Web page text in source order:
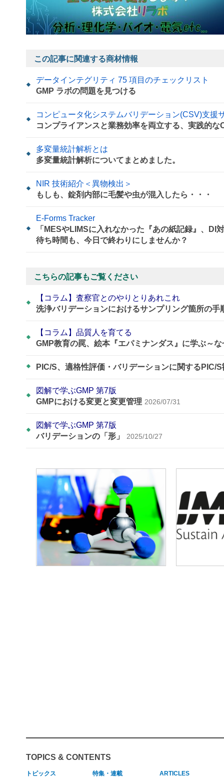
この記事に関連する商材情報
データインテグリティ 75 項目のチェックリスト
GMP ラボの問題を見つける
コンピュータ化システムバリデーション(CSV)支援
コンプライアンスと業務効率を両立する、実践的な
多変量統計解析とは
多変量統計解析についてまとめました。
NIR 技術紹介＜異物検出＞
もしも、錠剤内部に毛髪や虫が混入したら・・・
E-Forms Tracker
「MESやLIMSに入れなかった『あの紙記録』、
待ち時間も、今日で終わりにしませんか？
こちらの記事もご覧ください
【コラム】査察官とのやりとりあれこれ
洗浄バリデーションにおけるサンプリング箇所の手
【コラム】品質人を育てる
GMP教育の罠、絵本『エパミナンダス』に学ぶ～
PIC/S、適格性評価・バリデーションに関するPIC/
図解で学ぶGMP 第7版
GMPにおける変更と変更管理 2026/07/31
図解で学ぶGMP 第7版
バリデーションの「形」
2025/10/27
TOPICS & CONTENTS
トピックス 特集・連載 ARTICLES